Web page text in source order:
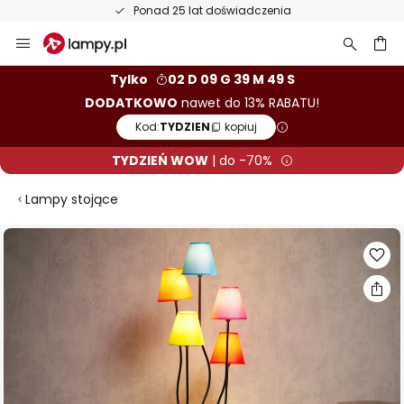
Ponad 25 lat doświadczenia
Przejdź
do
Tylko
02 D 09 G 39 M 49 S
DODATKOWO nawet do 13% RABATU!
Kod:TYDZIEN kopiuj
TYDZIEŃ WOW| do -70%
Lampy stojące
Przejdź